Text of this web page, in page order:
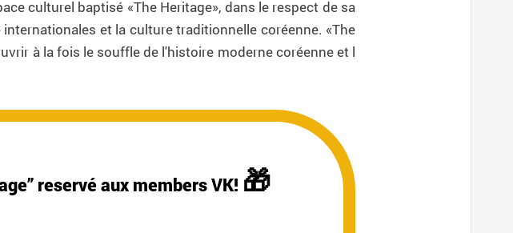
culturel baptisé «The Heritage», dans le respect de sa
et la culture traditionnelle coréenne. «The
à la fois le souffle de l'histoire moderne coréenne et l
reservé aux members VK! 🎁